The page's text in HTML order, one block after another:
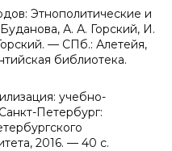
Этнополитические и
А. А. Горский, И.
— СПб.: Алетейя,
библиотека.
учебно-
Петербург:
2016. — 40 с.